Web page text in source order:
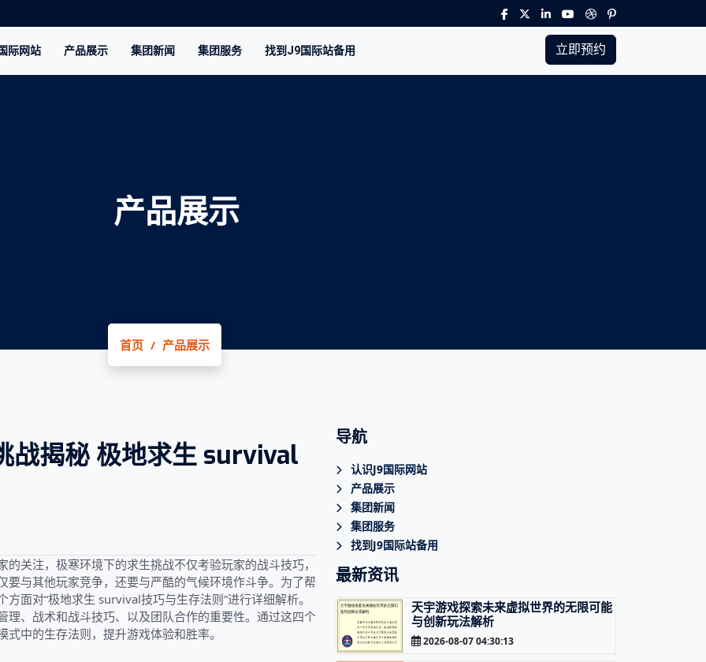
际网站 产品展示 集团新闻 集团服务 找到J9国际站备用 立即预约
产品展示
首页 产品展示
战揭秘 极地求生 survival
关注，极寒环境下的求生挑战不仅考验玩家的战斗技巧，
与其他玩家竞争，还要与严酷的气候环境作斗争。为了帮
面对“极地求生 survival技巧与生存法则”进行详细解析。
、战术和战斗技巧、以及团队合作的重要性。通过这四个
中的生存法则，提升游戏体验和胜率。
导航
认识J9国际网站
产品展示
集团新闻
集团服务
找到J9国际站备用
最新资讯
天宇游戏探索未来虚拟世界的无限可能
与创新玩法解析
2026-08-07 04:30:13